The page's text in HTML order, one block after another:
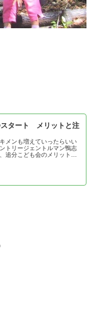
スタート メリットと注
メンも増えていったらいい
トリージェントルマン鴨志
追分こども会のメリットと